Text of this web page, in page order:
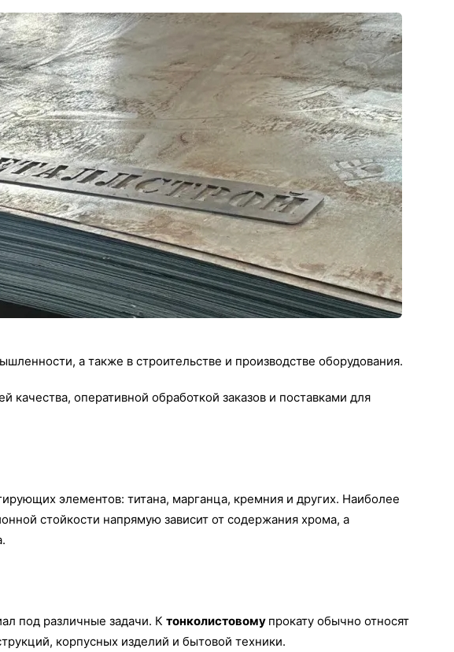
а также в строительстве и производстве оборудования.
качества, оперативной обработкой заказов и поставками для
элементов: титана, марганца, кремния и других. Наиболее
стойкости напрямую зависит от содержания хрома, а
под различные задачи. Ктонколистовому прокату обычно относят
корпусных изделий и бытовой техники.